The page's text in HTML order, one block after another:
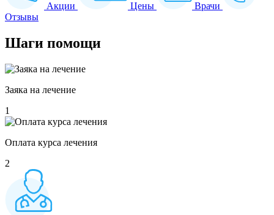
Акции Цены
Врачи
Отзывы
Шаги помощи
Заяка на лечение
1
Оплата курса лечения
2